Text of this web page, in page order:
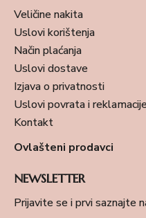
Veličine nakita
Uslovi korištenja
Način plaćanja
Uslovi dostave
Izjava o privatnosti
Uslovi povrata i
Kontakt
Ovlašteni prodavci
NEWSLETTER
Prijavite se i prvi saznajte